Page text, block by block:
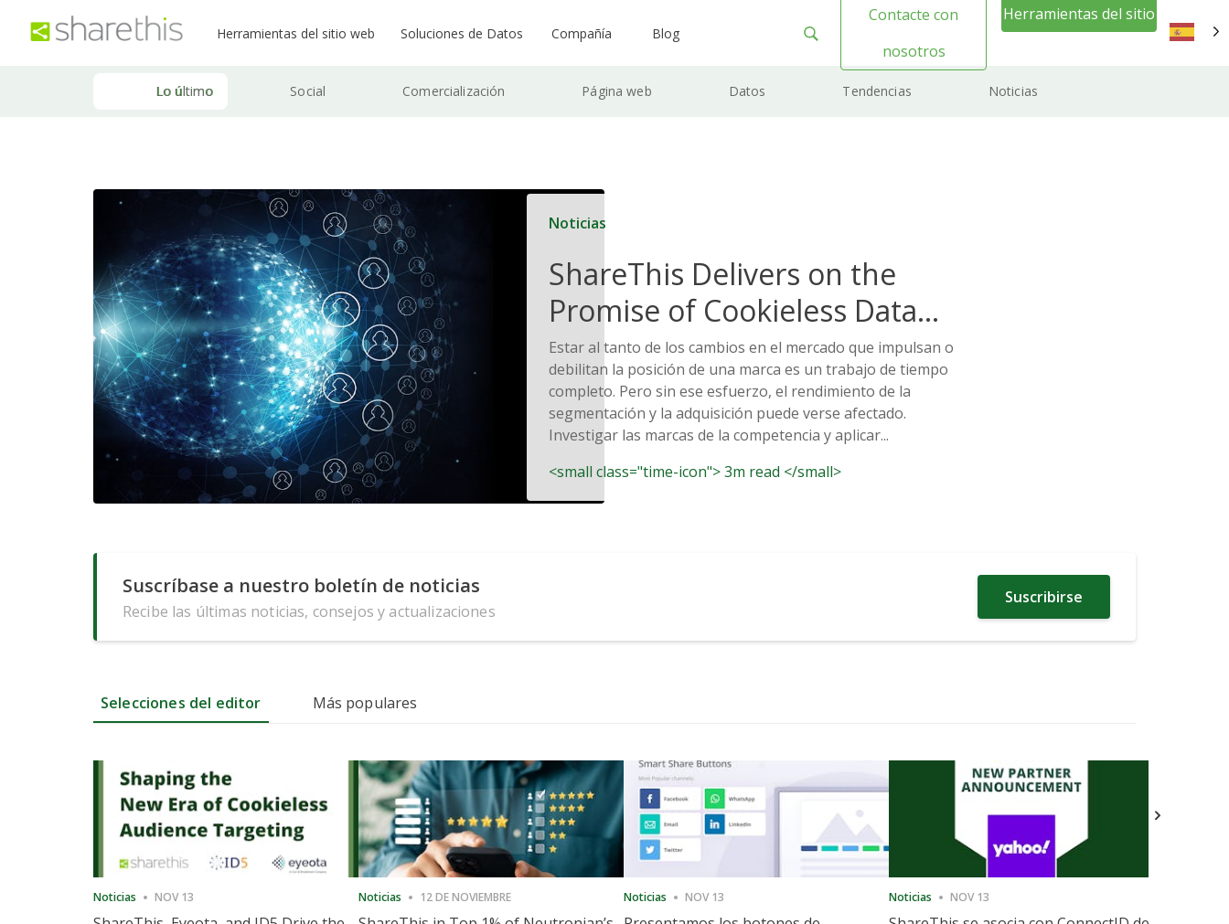
Herramientas del sitio web Soluciones de Datos Compañía Blog
Contacte con
nosotros
Herramientas del sitio
Lo último Social Comercialización Página web Datos Tendencias Noticias
Noticias
ShareThis Delivers on the
Promise of Cookieless Data
Solutions
Estar al tanto de los cambios en el mercado que impulsan o
debilitan la posición de una marca es un trabajo de tiempo
completo. Pero sin ese esfuerzo, el rendimiento de la
segmentación y la adquisición puede verse afectado.
Investigar las marcas de la competencia y aplicar...
<small class="time-icon"> 3m read </small>
Suscríbase a nuestro boletín de noticias
Recibe las últimas noticias, consejos y actualizaciones
Suscribirse
Selecciones del editor Más populares
Noticias NOV 13 Noticias 12 DE NOVIEMBRE Noticias NOV 13 Noticias NOV 13